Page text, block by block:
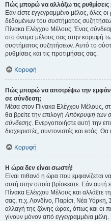
Πώς μπορώ να αλλάξω τις ρυθμίσεις
Εάν είστε εγγεγραμμένο μέλος, όλες
δεδομένων του συστήματος
Πίνακα Ελέγχου Μέλους. Ένας
στο όνομα μέλους σας στην κορυφή
συστήματος συζητήσεων. Αυτό το
ρυθμίσεις και τις προτιμήσεις σας.
Κορυφή
Πώς μπορώ να αποτρέψω την
σε σύνδεση;
Μέσα στον Πίνακα Ελέγχου Μέλους,
θα βρείτε την επιλογήΑπόκρυψη των
σύνδεσης. Ενεργοποιήστε αυτή την
διαχειριστές, συντονιστές και εσάς.
Κορυφή
Η ώρα δεν είναι σωστή!
Είναι πιθανό η ώρα που εμφανίζεται
αυτή στην οποία βρίσκεστε. Εάν αυτή
Πίνακα Ελέγχου Μέλους και αλλάξτε
σας, π.χ. Λονδίνο, Παρίσι, Νέα Υόρκη,
αλλαγή της ζώνης ώρας, όπως και οι
γίνουν μόνον από εγγεγραμμένα μέλη.